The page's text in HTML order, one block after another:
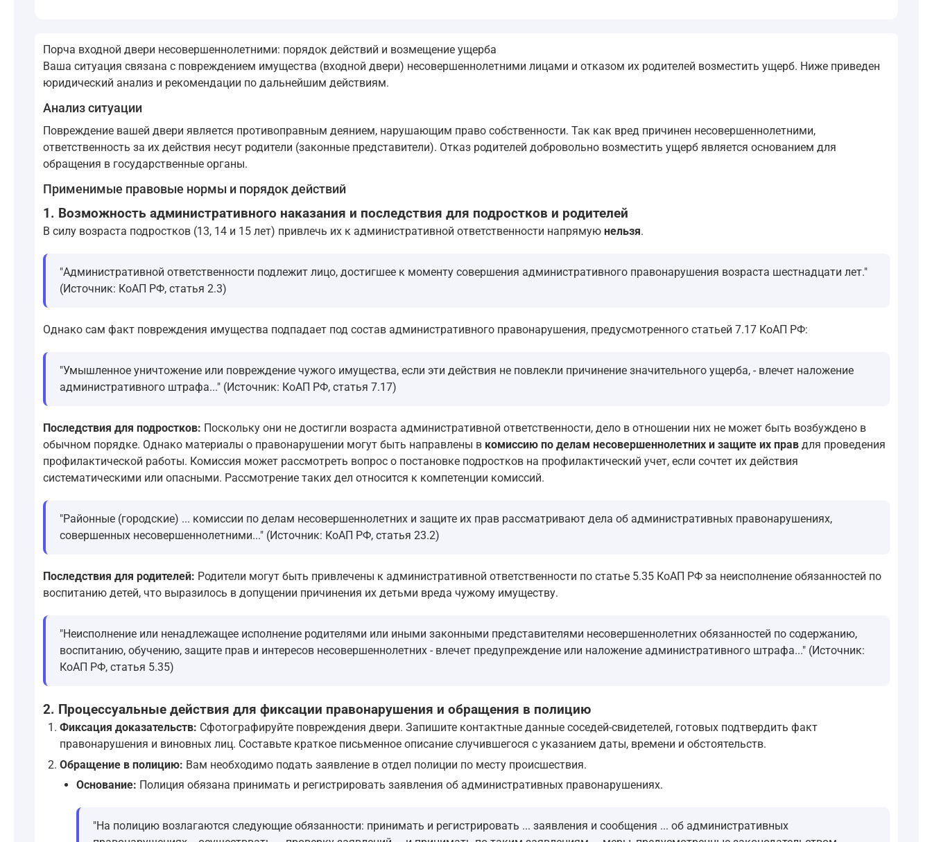
Порча входной двери несовершеннолетними: порядок действий и возмещение ущерба
Ваша ситуация связана с повреждением имущества (входной двери) несовершеннолетними лицами и отказом их родителей возместить ущерб. Ниже приведен
юридический анализ и рекомендации по дальнейшим действиям.
Анализ ситуации
Повреждение вашей двери является противоправным деянием, нарушающим право собственности. Так как вред причинен несовершеннолетними,
ответственность за их действия несут родители (законные представители). Отказ родителей добровольно возместить ущерб является основанием для
обращения в государственные органы.
Применимые правовые нормы и порядок действий
1. Возможность административного наказания и последствия для подростков и родителей
В силу возраста подростков (13, 14 и 15 лет) привлечь их к административной ответственности напрямую нельзя.
"Административной ответственности подлежит лицо, достигшее к моменту совершения административного правонарушения возраста шестнадцати лет."
(Источник: КоАП РФ, статья 2.3)
Однако сам факт повреждения имущества подпадает под состав административного правонарушения, предусмотренного статьей 7.17 КоАП РФ:
"Умышленное уничтожение или повреждение чужого имущества, если эти действия не повлекли причинение значительного ущерба, - влечет наложение
административного штрафа..." (Источник: КоАП РФ, статья 7.17)
Последствия для подростков: Поскольку они не достигли возраста административной ответственности, дело в отношении них не может быть возбуждено в
обычном порядке. Однако материалы о правонарушении могут быть направлены в комиссию по делам несовершеннолетних и защите их правдля проведения
профилактической работы. Комиссия может рассмотреть вопрос о постановке подростков на профилактический учет, если сочтет их действия
систематическими или опасными. Рассмотрение таких дел относится к компетенции комиссий.
"Районные (городские) ... комиссии по делам несовершеннолетних и защите их прав рассматривают дела об административных правонарушениях,
совершенных несовершеннолетними..." (Источник: КоАП РФ, статья 23.2)
Последствия для родителей: Родители могут быть привлечены к административной ответственности по статье 5.35 КоАП РФ за неисполнение обязанностей по
воспитанию детей, что выразилось в допущении причинения их детьми вреда чужому имуществу.
"Неисполнение или ненадлежащее исполнение родителями или иными законными представителями несовершеннолетних обязанностей по содержанию,
воспитанию, обучению, защите прав и интересов несовершеннолетних - влечет предупреждение или наложение административного штрафа..." (Источник:
КоАП РФ, статья 5.35)
2. Процессуальные действия для фиксации правонарушения и обращения в полицию
Фиксация доказательств: Сфотографируйте повреждения двери. Запишите контактные данные соседей-свидетелей, готовых подтвердить факт
правонарушения и виновных лиц. Составьте краткое письменное описание случившегося с указанием даты, времени и обстоятельств.
Обращение в полицию: Вам необходимо подать заявление в отдел полиции по месту происшествия.
Основание: Полиция обязана принимать и регистрировать заявления об административных правонарушениях.
"На полицию возлагаются следующие обязанности: принимать и регистрировать ... заявления и сообщения ... об административных